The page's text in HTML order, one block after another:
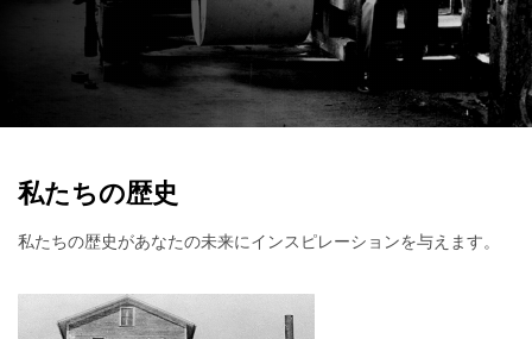
私たちの歴史
私たちの歴史があなたの未来にインスピレーションを与えます。